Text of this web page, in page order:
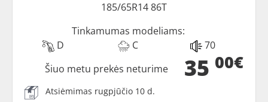
185/65R14 86T
Tinkamumas modeliams:
D
C 70
35 00€
Šiuo metu prekės neturime
Atsiėmimas rugpjūčio 10 d.